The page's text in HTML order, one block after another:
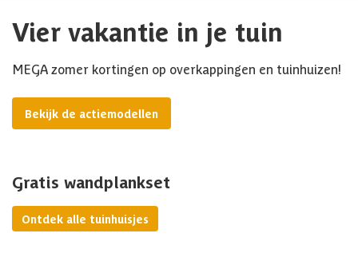
Vier vakantie in je tuin
MEGA zomer kortingen op overkappingen en tuinhuizen!
Bekijk de actiemodellen
Gratis wandplankset
Ontdek alle tuinhuisjes